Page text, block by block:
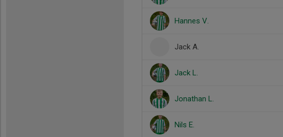
Hannes V.
Jack A.
Jack L.
Jonathan L.
Nils E.